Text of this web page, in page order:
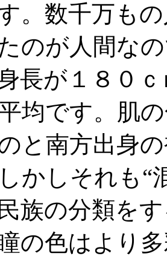
。数千万も
のが人間な
長が１８０ｃ
均です。肌
と南方出身
かしそれも“
族の分類を
の色はより